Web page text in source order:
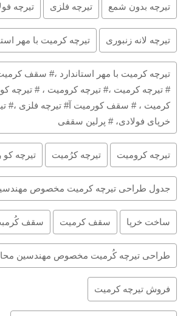
تیرچه بدون شمع تیرچه فلزی تیرچه
تیرچه لانه زنبوری تیرچه کرمیت با مهر
تیرچه کرمیت با مهر استاندارد ،# سقف کرمیت
# تیرچه کرمیت ،# تیرچه کرومیت ، # تیرچه
کرمیت ، # سقف کورمیت آ# تیرچه فلزی ،#
خرپای فولادی، # پرلین سقفی
تیرچه کرومیت تیرچه کرُمیت تیرچه
جدول طراحی تیرچه کرمیت مخصوص
ساخت خرپا سقف کرمیت سقف
طراحی تیرچه کُرمیت مخصوص مهندسین
فروش تیرچه کرمیت